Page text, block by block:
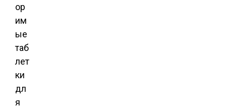
ор
им
ые
таб
лет
ки
дл
я